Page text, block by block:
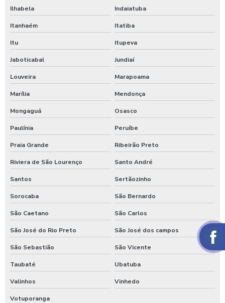
Ilhabela Indaiatuba
Itanhaém Itatiba
Itu Itupeva
Jaboticabal Jundiaí
Louveira Marapoama
Marília Mendonça
Mongaguá Osasco
Paulínia Peruíbe
Praia Grande Ribeirão Preto
Riviera de São Lourenço Santo André
Santos Sertãozinho
Sorocaba São Bernardo
São Caetano São Carlos
São José do Rio Preto São José dos campos
São Sebastião São Vicente
Taubaté Ubatuba
Valinhos Vinhedo
Votuporanga